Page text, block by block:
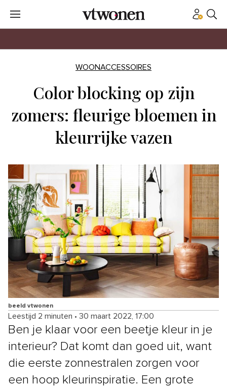
WOONACCESSOIRES
Color blocking op zijn
zomers: fleurige bloemen in
kleurrijke vazen
beeld vtwonen
Leestijd 2 minuten • 30 maart 2022, 17:00
Ben je klaar voor een beetje kleur in je
interieur? Dat komt dan goed uit, want
die eerste zonnestralen zorgen voor
een hoop kleurinspiratie. Een grote